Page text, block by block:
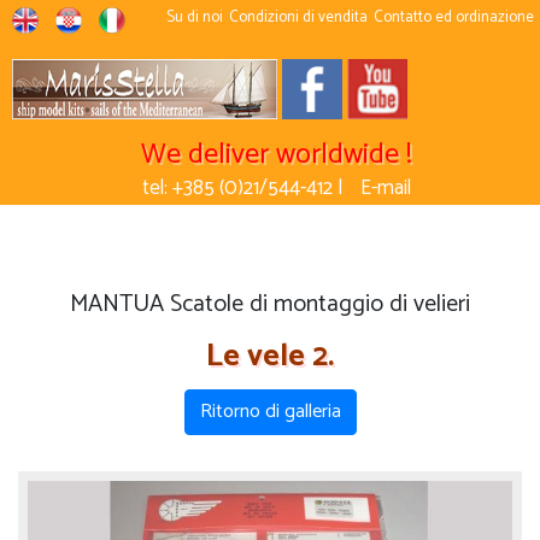
Su di noi Condizioni di vendita Contatto ed ordinazione
We deliver worldwide !
tel: +385 (0)21/544-412 | E-mail
MANTUA Scatole di montaggio di velieri
Le vele 2.
Ritorno di galleria